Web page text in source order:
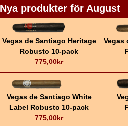
Nya produkter för August
Vegas de Santiago Heritage
Robusto 10-pack
775,00kr
Vegas
Vegas de Santiago White
Label Robusto 10-pack
775,00kr